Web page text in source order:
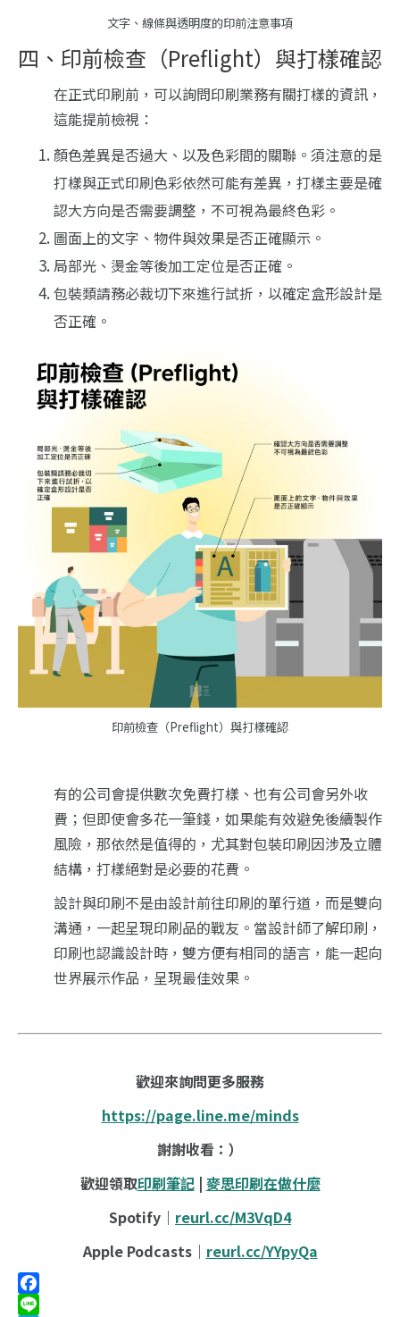
文字、線條與透明度的印前注意事項
四、印前檢查（Preflight）與打樣確認
在正式印刷前，可以詢問印刷業務有關打樣的資訊，
這能提前檢視：
顏色差異是否過大、以及色彩間的關聯。須注意的是
打樣與正式印刷色彩依然可能有差異， 打樣主要是確
認大方向是否需要調整，不可視為最終色彩 。
圖面上的文字、物件與效果是否正確顯示。
局部光、燙金等後加工定位是否正確。
包裝類請務必裁切下來進行試折，以確定盒形設計是
否正確 。
印前檢查（Preflight）與打樣確認
有的公司會提供數次免費打樣、也有公司會另外收
費；但即使會多花一筆錢，如果能有效避免後續製作
風險，那依然是值得的，尤其對包裝印刷因涉及立體
結構，打樣絕對是必要的花費。
設計與印刷不是由設計前往印刷的單行道，而是雙向
溝通，一起呈現印刷品的戰友。當設計師了解印刷，
印刷也認識設計時，雙方便有相同的語言，能一起向
世界展示作品，呈現最佳效果。
歡迎來詢問更多服務
https://page.line.me/minds
謝謝收看：）
歡迎領取印刷筆記| 麥思印刷在做什麼
Spotify｜ reurl.cc/M3VqD4
Apple Podcasts｜ reurl.cc/YYpyQa
Facebook